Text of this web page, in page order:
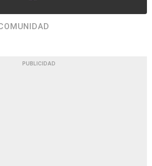
PUBLICIDAD